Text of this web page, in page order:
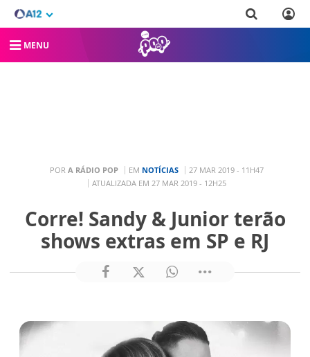
MENU
POR A RÁDIO POP EM NOTÍCIAS
27 MAR 2019 - 11H47
ATUALIZADA EM 27 MAR 2019 - 12H25
Corre! Sandy & Junior terão
shows extras em SP e RJ